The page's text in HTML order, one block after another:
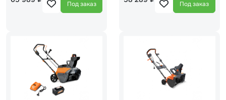
Под заказ Под заказ